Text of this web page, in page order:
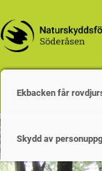
Ekbacken får
Skydd av